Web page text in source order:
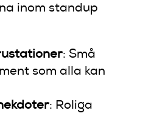
inom standup
: Små
som alla kan
: Roliga